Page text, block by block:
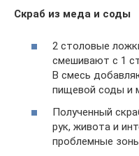
Скраб из меда и соды
2 столовые
смешивают с 1
В смесь
пищевой соды и
Полученный
рук, живота и
проблемные